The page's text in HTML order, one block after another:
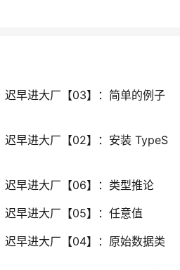
迟早进大厂【03】：简单的例子
迟早进大厂【02】：安装 TypeS
迟早进大厂【06】：类型推论
迟早进大厂【05】：任意值
迟早进大厂【04】：原始数据类